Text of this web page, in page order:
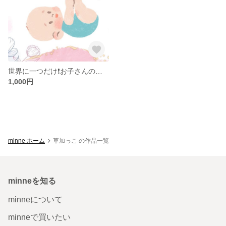
1,000円
minne ホーム 草加っこ の作品一覧
minneを知る
minneについて
minneで買いたい